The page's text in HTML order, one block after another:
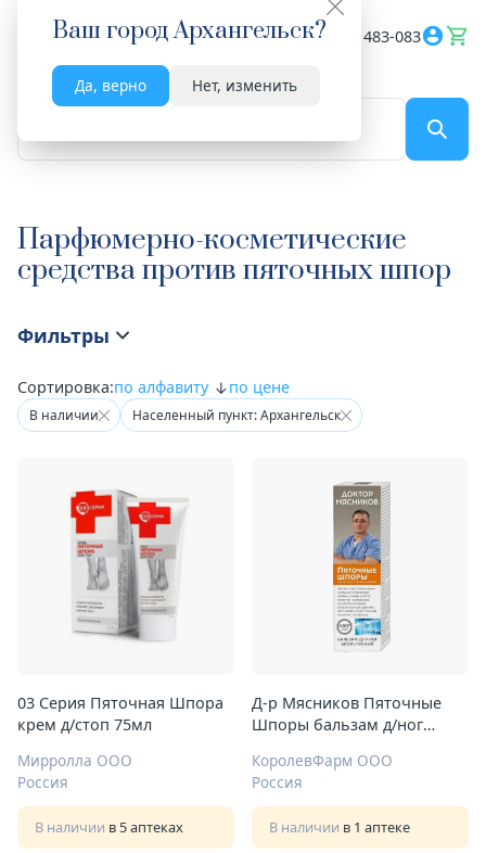
Ваш городАрхангельск?
Да, верно Нет, изменить
Весь сайт 8182 483-083
Парфюмерно-косметические
средства против пяточных шпор
Фильтры
Сортировка:по алфавиту по цене
В наличии Населенный пункт: Архангельск
03 Серия Пяточная Шпора
крем д/стоп 75мл
Мирролла ООО
Россия
В наличии в 5 аптеках
Д-р Мясников Пяточные
Шпоры бальзам д/ног
КоролевФарм ООО
Россия
В наличии в 1 аптеке